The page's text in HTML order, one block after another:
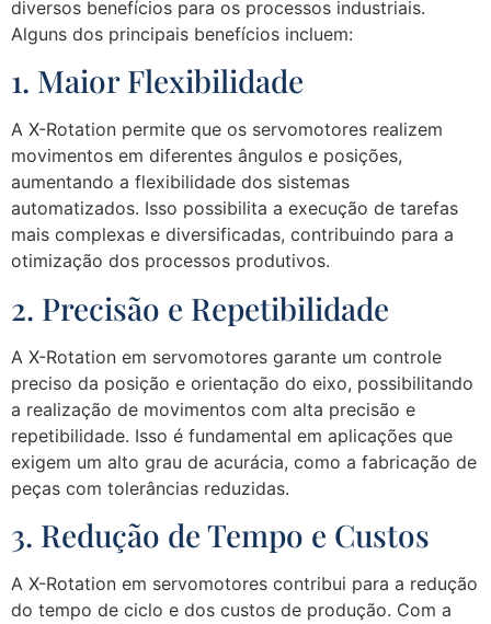
diversos benefícios para os processos industriais.
Alguns dos principais benefícios incluem:
1. Maior Flexibilidade
A X-Rotation permite que os servomotores realizem
movimentos em diferentes ângulos e posições,
aumentando a flexibilidade dos sistemas
automatizados. Isso possibilita a execução de tarefas
mais complexas e diversificadas, contribuindo para a
otimização dos processos produtivos.
2. Precisão e Repetibilidade
A X-Rotation em servomotores garante um controle
preciso da posição e orientação do eixo, possibilitando
a realização de movimentos com alta precisão e
repetibilidade. Isso é fundamental em aplicações que
exigem um alto grau de acurácia, como a fabricação de
peças com tolerâncias reduzidas.
3. Redução de Tempo e Custos
A X-Rotation em servomotores contribui para a redução
do tempo de ciclo e dos custos de produção. Com a